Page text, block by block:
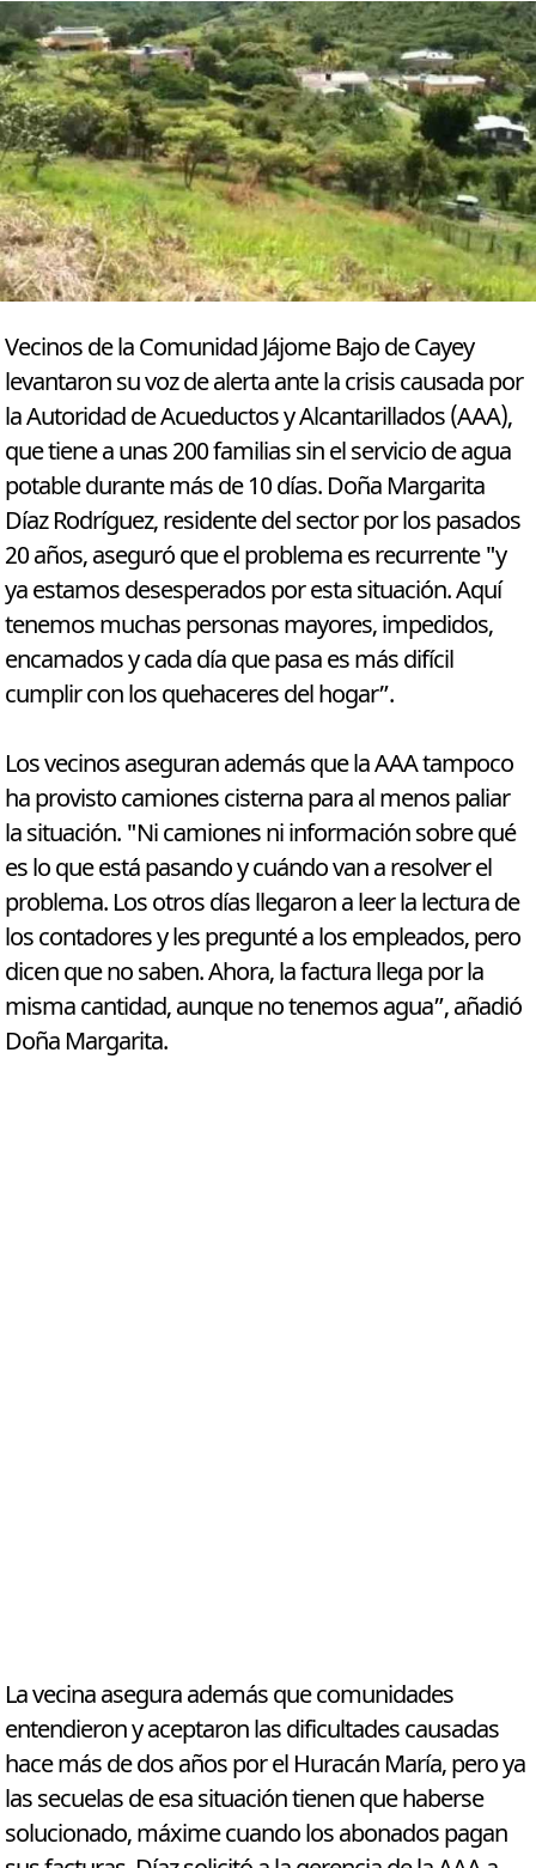
Vecinos de la Comunidad Jájome Bajo de Cayey
levantaron su voz de alerta ante la crisis causada por
la Autoridad de Acueductos y Alcantarillados (AAA),
que tiene a unas 200 familias sin el servicio de agua
potable durante más de 10 días. Doña Margarita
Díaz Rodríguez, residente del sector por los pasados
20 años, aseguró que el problema es recurrente "y
ya estamos desesperados por esta situación. Aquí
tenemos muchas personas mayores, impedidos,
encamados y cada día que pasa es más difícil
cumplir con los quehaceres del hogar”.
Los vecinos aseguran además que la AAA tampoco
ha provisto camiones cisterna para al menos paliar
la situación. "Ni camiones ni información sobre qué
es lo que está pasando y cuándo van a resolver el
problema. Los otros días llegaron a leer la lectura de
los contadores y les pregunté a los empleados, pero
dicen que no saben. Ahora, la factura llega por la
misma cantidad, aunque no tenemos agua”, añadió
Doña Margarita.
La vecina asegura además que comunidades
entendieron y aceptaron las dificultades causadas
hace más de dos años por el Huracán María, pero ya
las secuelas de esa situación tienen que haberse
solucionado, máxime cuando los abonados pagan